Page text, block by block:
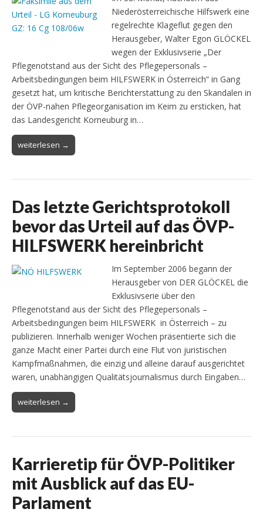
Niederösterreichische Hilfswerk eine
regelrechte Klageflut gegen den
Herausgeber, Walter Egon GLÖCKEL
wegen der Exklusivserie „Der
Pflegenotstand aus der Sicht des Pflegepersonals –
Arbeitsbedingungen beim HILFSWERK in Österreich“ in Gang
gesetzt hat, um kritische Berichterstattung zu den Skandalen in
der ÖVP-nahen Pflegeorganisation im Keim zu ersticken, hat
das Landesgericht Korneuburg in…
weiterlesen →
Das letzte Gerichtsprotokoll
bevor das Urteil auf das ÖVP-
HILFSWERK hereinbricht
Im September 2006 begann der
Herausgeber von DER GLÖCKEL die
Exklusivserie über den
Pflegenotstand aus der Sicht des Pflegepersonals –
Arbeitsbedingungen beim HILFSWERK in Österreich – zu
publizieren. Innerhalb weniger Wochen präsentierte sich die
ganze Macht einer Partei durch eine Flut von juristischen
Kampfmaßnahmen, die einzig und alleine darauf ausgerichtet
waren, unabhängigen Qualitätsjournalismus durch Eingaben…
weiterlesen →
Karrieretip für ÖVP-Politiker
mit Ausblick auf das EU-
Parlament